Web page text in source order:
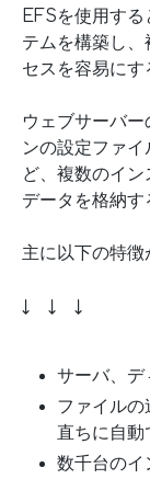
EFSを使用す
テムを構築し
セスを容易にす
ウェブサーバ
ンの設定ファ
ど、複数のイ
データを格納す
主に以下の特徴
↓ ↓ ↓
サーバ、デ
ファイル
直ちに自
数千台のイ